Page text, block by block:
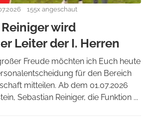
155x angeschaut
wird
Leiter der I. Herren
Freude möchten ich Euch heute
für den Bereich
mitteilen. Ab dem 01.07.2026
Sebastian Reiniger, die Funktion ...